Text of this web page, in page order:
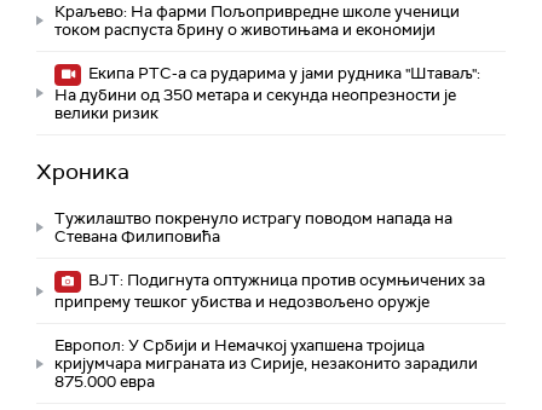
Краљево: На фарми Пољопривредне школе ученици
током распуста брину о животињама и економији
Екипа РТС-а са рударима у јами рудника "Штаваљ":
На дубини од 350 метара и секунда неопрезности је
велики ризик
Хроника
Тужилаштво покренуло истрагу поводом напада на
Стевана Филиповића
ВЈТ: Подигнута оптужница против осумњичених за
припрему тешког убиства и недозвољено оружје
Европол: У Србији и Немачкој ухапшена тројица
кријумчара миграната из Сирије, незаконито зарадили
875.000 евра